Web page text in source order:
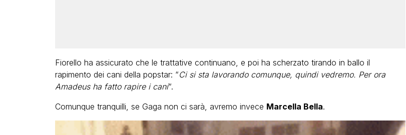
Fiorello ha assicurato che le trattative continuano, e poi ha scherzato tirando in ballo il
rapimento dei cani della popstar: “Ci si sta lavorando comunque, quindi vedremo. Per ora
Amadeus ha fatto rapire i cani“.
Comunque tranquilli, se Gaga non ci sarà, avremo invece Marcella Bella.